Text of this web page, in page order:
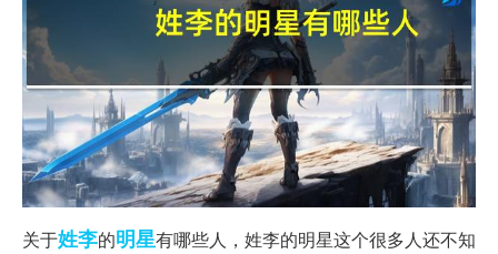
关于姓李的明星有哪些人，姓李的明星这个很多人还不知